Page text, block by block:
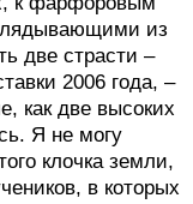
из
две страсти –
2006 года, –
как две высоких
Я не могу
клочка земли,
в которых